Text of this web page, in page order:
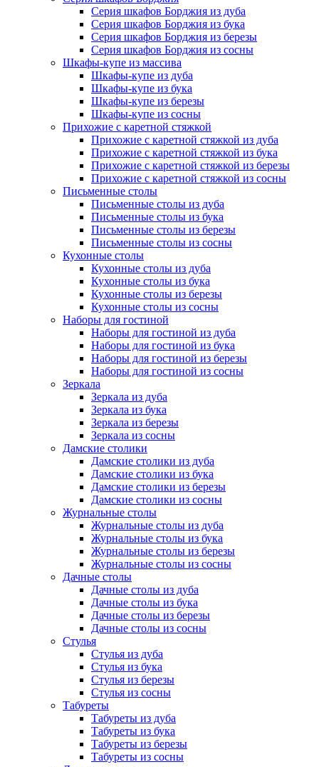
Серия шкафов Борджия из дуба
Серия шкафов Борджия из бука
Серия шкафов Борджия из березы
Серия шкафов Борджия из сосны
Шкафы-купе из массива
Шкафы-купе из дуба
Шкафы-купе из бука
Шкафы-купе из березы
Шкафы-купе из сосны
Прихожие с каретной стяжкой
Прихожие с каретной стяжкой из дуба
Прихожие с каретной стяжкой из бука
Прихожие с каретной стяжкой из березы
Прихожие с каретной стяжкой из сосны
Письменные столы
Письменные столы из дуба
Письменные столы из бука
Письменные столы из березы
Письменные столы из сосны
Кухонные столы
Кухонные столы из дуба
Кухонные столы из бука
Кухонные столы из березы
Кухонные столы из сосны
Наборы для гостиной
Наборы для гостиной из дуба
Наборы для гостиной из бука
Наборы для гостиной из березы
Наборы для гостиной из сосны
Зеркала
Зеркала из дуба
Зеркала из бука
Зеркала из березы
Зеркала из сосны
Дамские столики
Дамские столики из дуба
Дамские столики из бука
Дамские столики из березы
Дамские столики из сосны
Журнальные столы
Журнальные столы из дуба
Журнальные столы из бука
Журнальные столы из березы
Журнальные столы из сосны
Дачные столы
Дачные столы из дуба
Дачные столы из бука
Дачные столы из березы
Дачные столы из сосны
Стулья
Стулья из дуба
Стулья из бука
Стулья из березы
Стулья из сосны
Табуреты
Табуреты из дуба
Табуреты из бука
Табуреты из березы
Табуреты из сосны